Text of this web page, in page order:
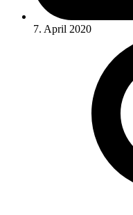
7. April 2020